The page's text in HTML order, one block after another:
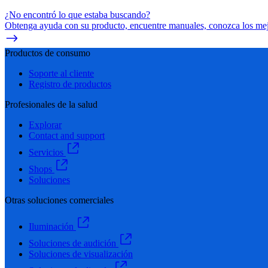
¿No encontró lo que estaba buscando?
Obtenga ayuda con su producto, encuentre manuales, conozca los
Productos de consumo
Soporte al cliente
Registro de productos
Profesionales de la salud
Explorar
Contact and support
Servicios
Shops
Soluciones
Otras soluciones comerciales
Iluminación
Soluciones de audición
Soluciones de visualización